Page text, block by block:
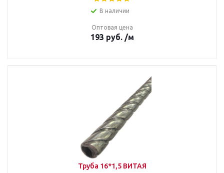
В наличии
Оптовая цена
193 руб. /м
Труба 16*1,5 ВИТАЯ